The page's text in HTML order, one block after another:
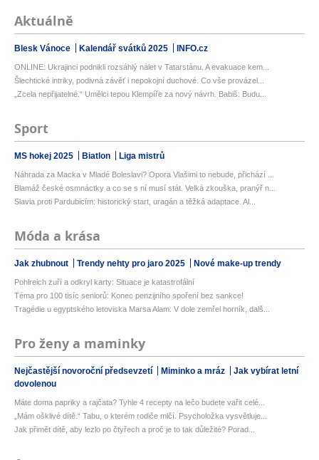
Aktuálně
Blesk Vánoce Kalendář svátků 2025 INFO.cz
ONLINE: Ukrajinci podnikli rozsáhlý nálet v Tatarstánu. A evakuace kem...
Šlechtické intriky, podivná závěť i nepokojní duchové. Co vše provázel...
„Zcela nepřijatelné.“ Umělci tepou Klempíře za nový návrh. Babiš: Budu...
Sport
MS hokej 2025 Biatlon Liga mistrů
Náhrada za Macka v Mladé Boleslavi? Opora Vlašimi to nebude, přichází ...
Blamáž české osmnáctky a co se s ní musí stát. Velká zkouška, pranýř n...
Slavia proti Pardubicím: historický start, uragán a těžká adaptace. Al...
Móda a krása
Jak zhubnout Trendy nehty pro jaro 2025 Nové make-up trendy
Pohlreich zuří a odkryl karty: Situace je katastrofální
Téma pro 100 tisíc seniorů: Konec penzijního spoření bez sankce!
Tragédie u egyptského letoviska Marsa Alam: V dole zemřel horník, dalš...
Pro ženy a maminky
Nejčastější novoroční předsevzetí Miminko a mráz
Jak vybírat letní
dovolenou
Máte doma papriky a rajčata? Tyhle 4 recepty na lečo budete vařit celé...
„Mám ošklivé dítě.“ Tabu, o kterém rodiče mlčí. Psycholožka vysvětluje...
Jak přimět dítě, aby lezlo po čtyřech a proč je to tak důležité? Porad...